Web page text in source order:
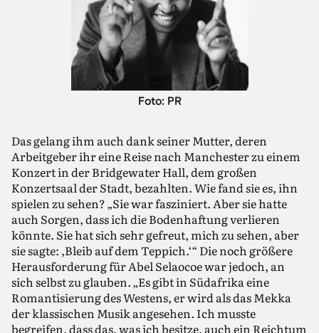
Foto: PR
Das gelang ihm auch dank seiner Mutter, deren
Arbeitgeber ihr eine Reise nach Manchester zu einem
Konzert in der Bridgewater Hall, dem großen
Konzertsaal der Stadt, bezahlten. Wie fand sie es, ihn
spielen zu sehen? „Sie war fasziniert. Aber sie hatte
auch Sorgen, dass ich die Bodenhaftung verlieren
könnte. Sie hat sich sehr gefreut, mich zu sehen, aber
sie sagte: ,Bleib auf dem Teppich.‘“ Die noch größere
Herausforderung für Abel Selaocoe war jedoch, an
sich selbst zu glauben. „Es gibt in Südafrika eine
Romantisierung des Westens, er wird als das Mekka
der klassischen Musik angesehen. Ich musste
begreifen, dass das, was ich besitze, auch ein Reichtum